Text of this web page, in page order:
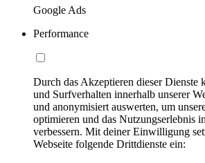
Google Ads
Performance
Durch das Akzeptieren dieser
und Surfverhalten innerhalb unserer
und anonymisiert auswerten, um
optimieren und das Nutzungserlebnis
verbessern. Mit deiner Einwilligung
Webseite folgende Drittdienste ein: